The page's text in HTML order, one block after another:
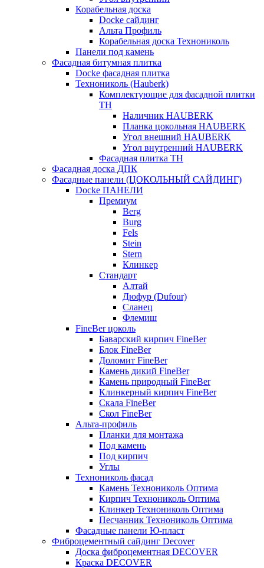
Корабельная доска
Docke сайдинг
Альта Профиль
Корабельная доска Технониколь
Панели под камень
Фасадная битумная плитка
Docke фасадная плитка
Технониколь (Hauberk)
Комплектующие для фасадной плитки
ТН
Наличник HAUBERK
Планка цокольная HAUBERK
Угол внешний HAUBERK
Угол внутренний HAUBERK
Фасадная плитка ТН
Фасадная доска ДПК
Фасадные панели (ЦОКОЛЬНЫЙ САЙДИНГ)
Docke ПАНЕЛИ
Премиум
Berg
Burg
Fels
Stein
Stern
Клинкер
Стандарт
Алтай
Дюфур (Dufour)
Сланец
Флемиш
FineBer цоколь
Баварский кирпич FineBer
Блок FineBer
Доломит FineBer
Камень дикий FineBer
Камень природный FineBer
Клинкерный кирпич FineBer
Скала FineBer
Скол FineBer
Альта-профиль
Планки для монтажа
Под камень
Под кирпич
Углы
Технониколь фасад
Камень Технониколь Оптима
Кирпич Технониколь Оптима
Клинкер Технониколь Оптима
Песчанник Технониколь Оптима
Фасадные панели Ю-пласт
Фиброцементный сайдинг Decover
Доска фиброцементная DECOVER
Краска DECOVER